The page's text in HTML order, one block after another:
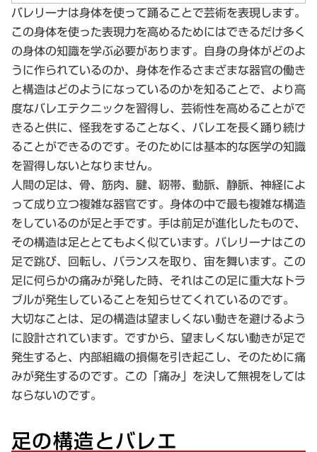
バレリーナは身体を使って踊ることで芸術を表現します。
この身体を使った表現力を高めるためにはできるだけ多く
の身体の知識を学ぶ必要があります。自身の身体がどのよ
うに作られているのか、身体を作るさまざまな器官の働き
と構造はどのようになっているのかを知ることで、より高
度なバレエテクニックを習得し、芸術性を高めることがで
きると供に、怪我をすることなく、バレエを長く踊り続け
ることができるのです。そのためには基本的な医学の知識
を習得しないとなりません。
人間の足は、骨、筋肉、腱、靭帯、動脈、静脈、神経によ
って成り立つ複雑な器官です。身体の中で最も複雑な構造
をしているのが足と手です。手は前足が進化したもので、
その構造は足ととてもよく似ています。バレリーナはこの
足で跳び、回転し、バランスを取り、宙を舞います。この
足に何らかの痛みが発した時、それはこの足に重大なトラ
ブルが発生していることを知らせてくれているのです。
大切なことは、足の構造は望ましくない動きを避けるよう
に設計されています。ですから、望ましくない動きが足で
発生すると、内部組織の損傷を引き起こし、そのために痛
みが発生するのです。この「痛み」を決して無視をしては
ならないのです。
足の構造とバレエ